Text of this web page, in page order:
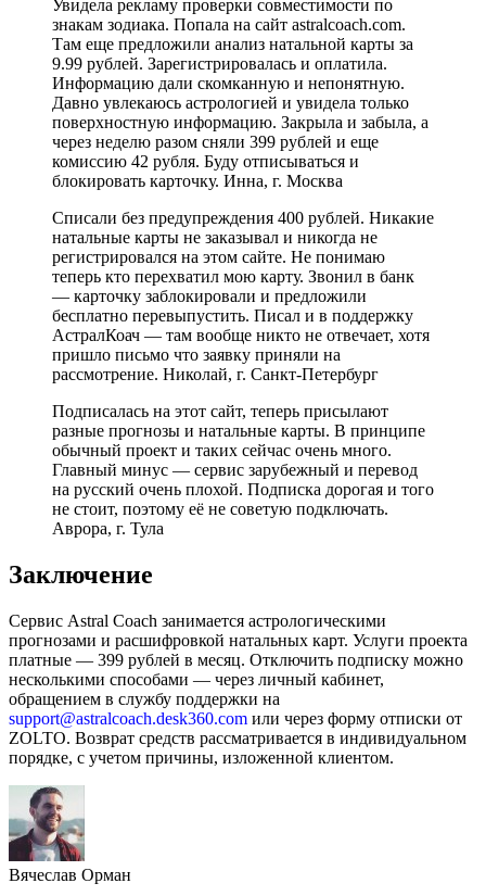
Увидела рекламу проверки совместимости по
знакам зодиака. Попала на сайт astralcoach.com.
Там еще предложили анализ натальной карты за
9.99 рублей. Зарегистрировалась и оплатила.
Информацию дали скомканную и непонятную.
Давно увлекаюсь астрологией и увидела только
поверхностную информацию. Закрыла и забыла, а
через неделю разом сняли 399 рублей и еще
комиссию 42 рубля. Буду отписываться и
блокировать карточку. Инна, г. Москва
Списали без предупреждения 400 рублей. Никакие
натальные карты не заказывал и никогда не
регистрировался на этом сайте. Не понимаю
теперь кто перехватил мою карту. Звонил в банк
— карточку заблокировали и предложили
бесплатно перевыпустить. Писал и в поддержку
АстралКоач — там вообще никто не отвечает, хотя
пришло письмо что заявку приняли на
рассмотрение. Николай, г. Санкт-Петербург
Подписалась на этот сайт, теперь присылают
разные прогнозы и натальные карты. В принципе
обычный проект и таких сейчас очень много.
Главный минус — сервис зарубежный и перевод
на русский очень плохой. Подписка дорогая и того
не стоит, поэтому её не советую подключать.
Аврора, г. Тула
Заключение
Сервис Astral Coach занимается астрологическими
прогнозами и расшифровкой натальных карт. Услуги проекта
платные — 399 рублей в месяц. Отключить подписку можно
несколькими способами — через личный кабинет,
обращением в службу поддержки на
support@astralcoach.desk360.com или через форму отписки от
ZOLTO. Возврат средств рассматривается в индивидуальном
порядке, с учетом причины, изложенной клиентом.
Вячеслав Орман